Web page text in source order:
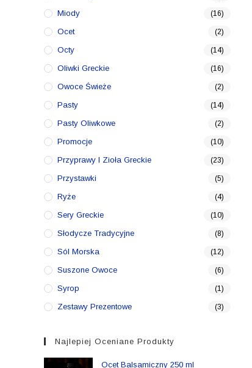
Miody (16)
Ocet (2)
Octy (14)
Oliwki Greckie (16)
Owoce Świeże (2)
Pasty (14)
Pasty Oliwkowe (2)
Promocje (10)
Przyprawy I Zioła Greckie (23)
Przystawki (5)
Ryże (4)
Sery Greckie (10)
Słodycze Tradycyjne (8)
Sól Morska (12)
Suszone Owoce (6)
Syrop (1)
Zestawy Prezentowe (3)
Najlepiej Oceniane Produkty
Ocet Balsamiczny 250 ml